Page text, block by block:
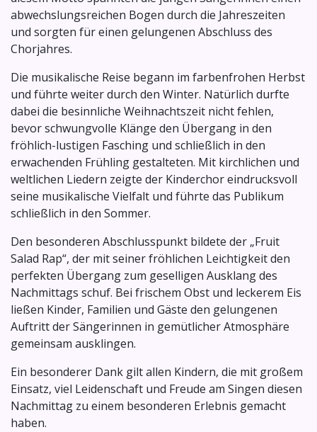
abwechslungsreichen Bogen durch die Jahreszeiten
und sorgten für einen gelungenen Abschluss des
Chorjahres.
Die musikalische Reise begann im farbenfrohen Herbst
und führte weiter durch den Winter. Natürlich durfte
dabei die besinnliche Weihnachtszeit nicht fehlen,
bevor schwungvolle Klänge den Übergang in den
fröhlich-lustigen Fasching und schließlich in den
erwachenden Frühling gestalteten. Mit kirchlichen und
weltlichen Liedern zeigte der Kinderchor eindrucksvoll
seine musikalische Vielfalt und führte das Publikum
schließlich in den Sommer.
Den besonderen Abschlusspunkt bildete der „Fruit
Salad Rap“, der mit seiner fröhlichen Leichtigkeit den
perfekten Übergang zum geselligen Ausklang des
Nachmittags schuf. Bei frischem Obst und leckerem Eis
ließen Kinder, Familien und Gäste den gelungenen
Auftritt der Sängerinnen in gemütlicher Atmosphäre
gemeinsam ausklingen.
Ein besonderer Dank gilt allen Kindern, die mit großem
Einsatz, viel Leidenschaft und Freude am Singen diesen
Nachmittag zu einem besonderen Erlebnis gemacht
haben.